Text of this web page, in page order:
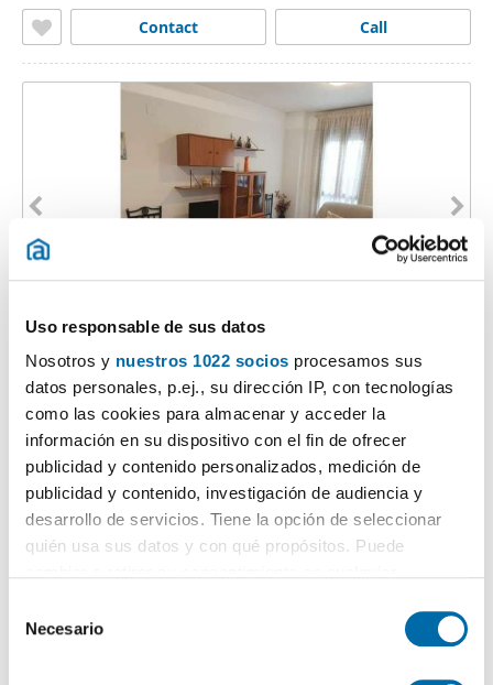
Uso responsable de sus datos
Nosotros y nuestros 1022 socios procesamos sus
datos personales, p.ej., su dirección IP, con tecnologías
como las cookies para almacenar y acceder la
información en su dispositivo con el fin de ofrecer
publicidad y contenido personalizados, medición de
publicidad y contenido, investigación de audiencia y
desarrollo de servicios. Tiene la opción de seleccionar
quién usa sus datos y con qué propósitos. Puede
el Menú de consentimiento.
Necesario
Call
Contact
690€
82m2 2 Bd. 2 Bathrooms
Noroeste, Córdoba
Call
Contact